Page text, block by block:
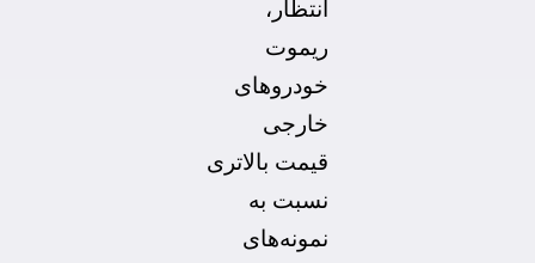
انتظار،
ریموت
خودروهای
خارجی
قیمت بالاتری
نسبت به
نمونه‌های